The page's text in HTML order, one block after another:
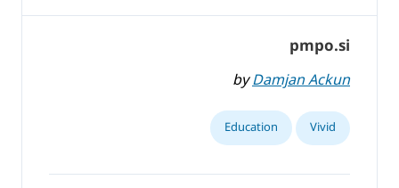
pmpo.si
byDamjan Ackun
Vivid
Education